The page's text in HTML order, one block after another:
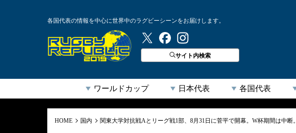
各国代表の情報を中心に世界中のラグビーシーンをお届けします。
ラグビーリパブリック
サイト内検索
ワールドカップ 日本代表 各国代表
HOME 国内 関東大学対抗戦Aとリーグ戦1部、8月31日に菅平で開幕。W杯期間は中断。